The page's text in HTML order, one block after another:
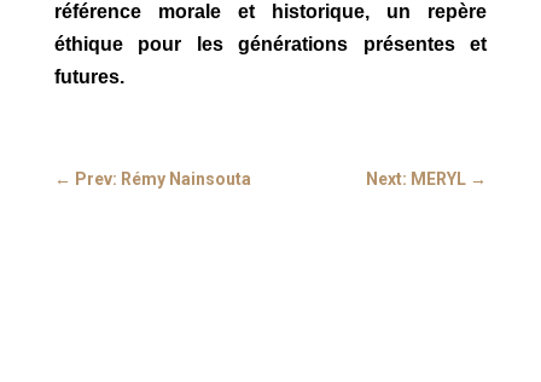
référence morale et historique, un repère
éthique pour les générations présentes et
futures.
← Prev: Rémy Nainsouta Next: MERYL →